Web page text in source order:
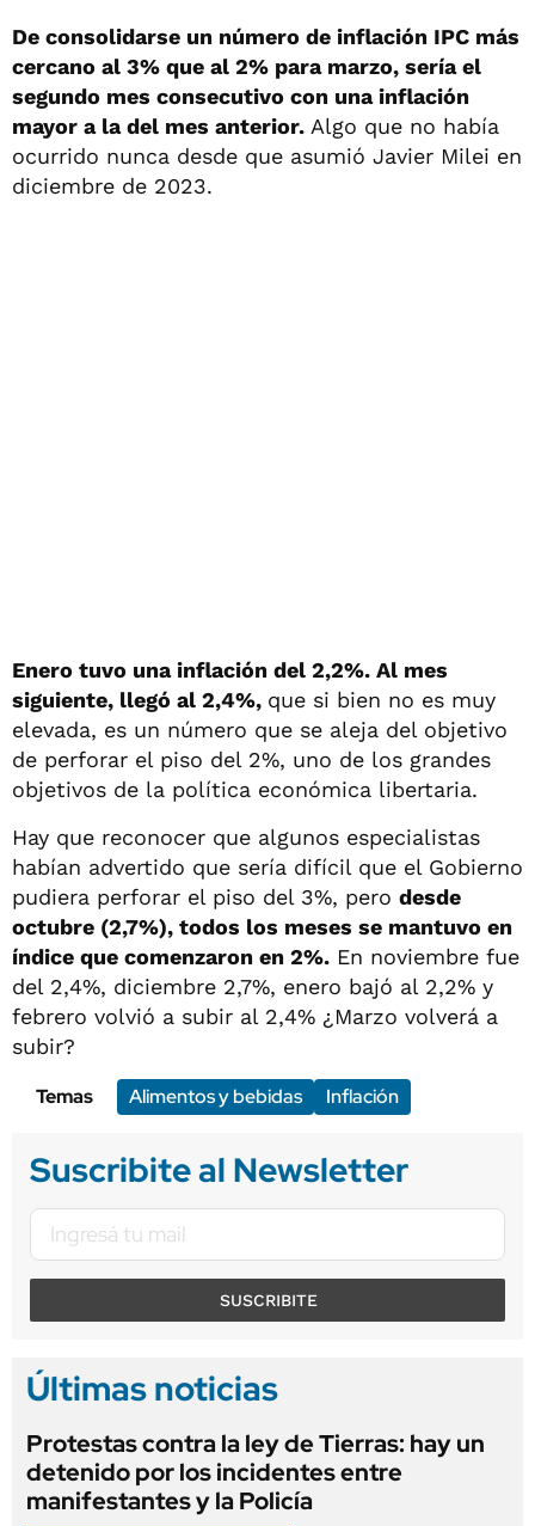
De consolidarse un número de inflación IPC más
cercano al 3% que al 2% para marzo, sería el
segundo mes consecutivo con una inflación
mayor a la del mes anterior. Algo que no había
ocurrido nunca desde que asumió Javier Milei en
diciembre de 2023.
Enero tuvo una inflación del 2,2%. Al mes
siguiente, llegó al 2,4%, que si bien no es muy
elevada, es un número que se aleja del objetivo
de perforar el piso del 2%, uno de los grandes
objetivos de la política económica libertaria.
Hay que reconocer que algunos especialistas
habían advertido que sería difícil que el Gobierno
pudiera perforar el piso del 3%, pero desde
octubre (2,7%), todos los meses se mantuvo en
índice que comenzaron en 2%. En noviembre fue
del 2,4%, diciembre 2,7%, enero bajó al 2,2% y
febrero volvió a subir al 2,4% ¿Marzo volverá a
subir?
Temas
Alimentos y bebidas Inflación
Suscribite al Newsletter
SUSCRIBITE
Últimas noticias
Protestas contra la ley de Tierras: hay un
detenido por los incidentes entre
manifestantes y la Policía